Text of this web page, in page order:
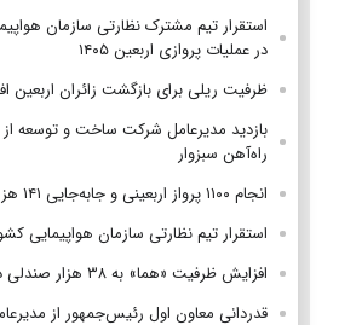
استقرار تیم مشترک نظارتی سازمان
در عملیات پروازی اربعین ۱۴۰۵
ظرفیت ریلی برای بازگشت زائران اربعین
بازدید مدیرعامل شرکت ساخت و توسعه
راه‌آهن سبزوار
انجام ۱۱۰۰ پرواز اربعینی و جابه‌جایی ۱۴۱ هزار زائر تا ۱۲ مرداد
استقرار تیم‌ نظارتی سازمان هواپیمایی
افزایش ظرفیت «هما» به ۳۸ هزار صندلی در اربعین ۱۴۰۵
قدردانی معاون اول رئیس‌جمهور از